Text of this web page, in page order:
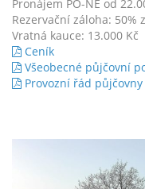
Pronájem PO-NE od
Rezervační záloha: 50%
Vratná kauce: 13.000 Kč
Ceník
Všeobecné půjčovní
Provozní řád půjčovny